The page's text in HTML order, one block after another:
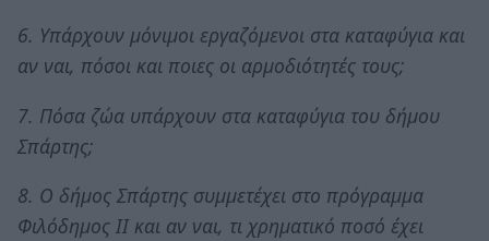
6. Υπάρχουν μόνιμοι εργαζόμενοι στα καταφύγια και
αν ναι, πόσοι και ποιες οι αρμοδιότητές τους;
7. Πόσα ζώα υπάρχουν στα καταφύγια του δήμου
Σπάρτης;
8. Ο δήμος Σπάρτης συμμετέχει στο πρόγραμμα
Φιλόδημος ΙΙ και αν ναι, τι χρηματικό ποσό έχει